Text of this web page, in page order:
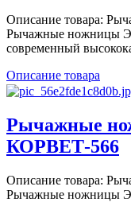
Описание товара:
Рычажные ножницы
современный
Описание товара
Рычажные
КОРВЕТ-566
Описание товара:
Рычажные ножницы